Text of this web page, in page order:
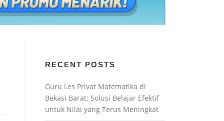
RECENT POSTS
Guru Les Privat Matematika di
Bekasi Barat: Solusi Belajar Efektif
untuk Nilai yang Terus Meningkat